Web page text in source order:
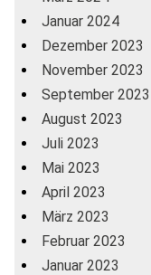
Januar 2024
Dezember 2023
November 2023
September 2023
August 2023
Juli 2023
Mai 2023
April 2023
März 2023
Februar 2023
Januar 2023